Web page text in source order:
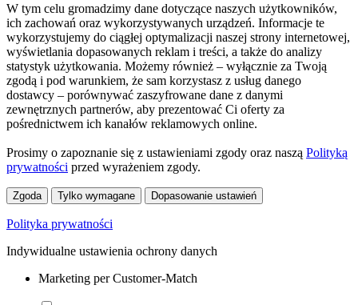
W tym celu gromadzimy dane dotyczące naszych użytkowników,
ich zachowań oraz wykorzystywanych urządzeń. Informacje te
wykorzystujemy do ciągłej optymalizacji naszej strony internetowej,
wyświetlania dopasowanych reklam i treści, a także do analizy
statystyk użytkowania. Możemy również – wyłącznie za Twoją
zgodą i pod warunkiem, że sam korzystasz z usług danego
dostawcy – porównywać zaszyfrowane dane z danymi
zewnętrznych partnerów, aby prezentować Ci oferty za
pośrednictwem ich kanałów reklamowych online.
Prosimy o zapoznanie się z ustawieniami zgody oraz naszą Polityką
prywatności przed wyrażeniem zgody.
Zgoda Tylko wymagane Dopasowanie ustawień
Polityka prywatności
Indywidualne ustawienia ochrony danych
Marketing per Customer-Match